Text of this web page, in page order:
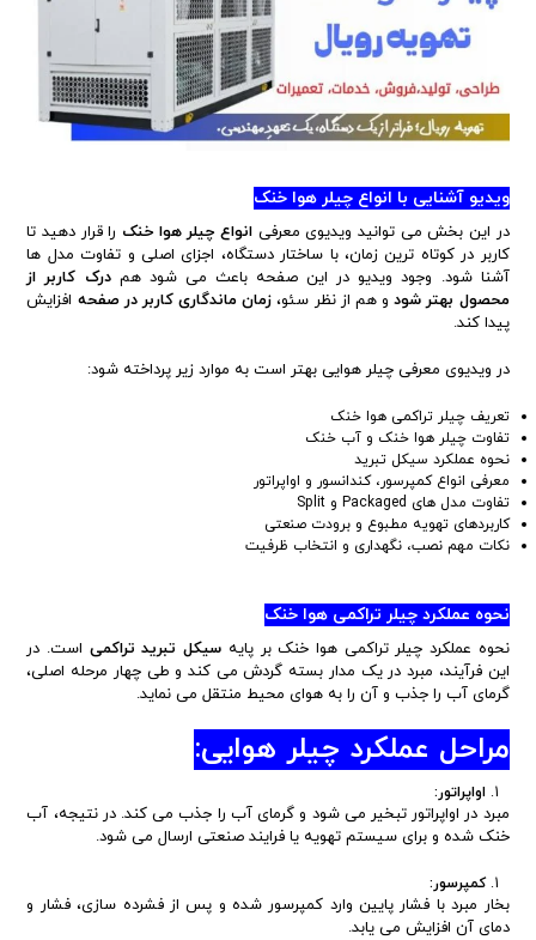
ویدیو آشنایی با انواع چیلر هوا خنک
در این بخش می توانید ویدیوی معرفی انواع چیلر هوا خنک را قرار دهید تا
کاربر در کوتاه ترین زمان، با ساختار دستگاه، اجزای اصلی و تفاوت مدل ها
آشنا شود. وجود ویدیو در این صفحه باعث می شود همدرک کاربر از
محصول بهتر شودو هم از نظر سئو، زمان ماندگاری کاربر در صفحه افزایش
پیدا کند.
در ویدیوی معرفی چیلر هوایی بهتر است به موارد زیر پرداخته شود:
تعریف چیلر تراکمی هوا خنک
تفاوت چیلر هوا خنک و آب خنک
نحوه عملکرد سیکل تبرید
معرفی انواع کمپرسور، کندانسور و اواپراتور
تفاوت مدل های Packaged و Split
کاربردهای تهویه مطبوع و برودت صنعتی
نکات مهم نصب، نگهداری و انتخاب ظرفیت
نحوه عملکرد چیلر تراکمی هوا خنک
نحوه عملکرد چیلر تراکمی هوا خنک بر پایه سیکل تبرید تراکمی است. در
این فرآیند، مبرد در یک مدار بسته گردش می کند و طی چهار مرحله اصلی،
گرمای آب را جذب و آن را به هوای محیط منتقل می نماید.
مراحل عملکرد چیلر هوایی:
اواپراتور:
مبرد در اواپراتور تبخیر می شود و گرمای آب را جذب می کند. در نتیجه، آب
خنک شده و برای سیستم تهویه یا فرایند صنعتی ارسال می شود.
کمپرسور:
بخار مبرد با فشار پایین وارد کمپرسور شده و پس از فشرده سازی، فشار و
دمای آن افزایش می یابد.